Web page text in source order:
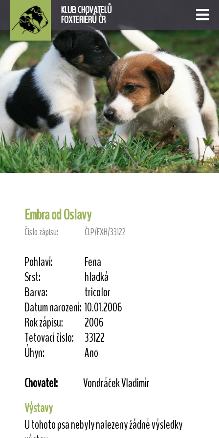
KLUB CHOVATELŮ
FOXTERIÉRŮ ČR
Embra od Oslavy
Číslo zápisu: ČLP/FXH/33122
Pohlaví:
Fena
Srst:
hladká
Barva:
tricolor
Datum narození: 10.01.2006
Rok zápisu:
2006
Tetovací číslo:
33122
Úhyn:
Ano
Chovatel:
Vondráček Vladimír
Výstavy
U tohoto psa nebyly nalezeny žádné výsledky